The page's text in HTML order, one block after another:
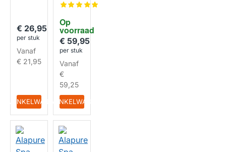
€ 26,95
per stuk
Vanaf
€ 21,95
IN WINKELWAGEN
HUISMERK
Op
voorraad
kt voor
PC112 /
C-8412
/ PA120
Zwemb
ad
Waterfi
lter
€ 59,95
per stuk
Vanaf
€
59,25
IN WINKELWAGEN